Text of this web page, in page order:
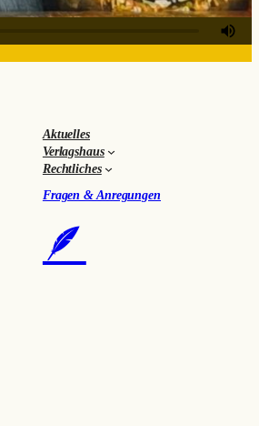
Aktuelles
Verlagshaus
Rechtliches
Fragen & Anregungen
🪶